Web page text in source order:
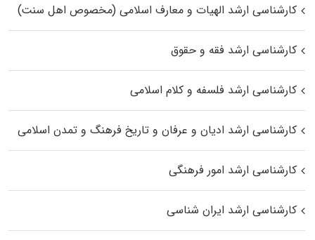
کارشناسی ارشد الهیات و معارف اسلامی (مخصوص اهل سنت)
کارشناسی ارشد فقه و حقوق
کارشناسی ارشد فلسفه و کلام اسلامی
کارشناسی ارشد ادیان و عرفان و تاریخ فرهنگ و تمدن اسلامی
کارشناسی ارشد امور فرهنگی
کارشناسی ارشد ایران شناسی